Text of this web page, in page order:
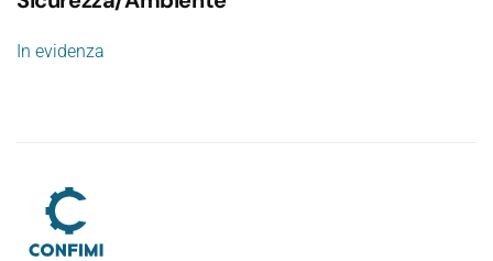
In evidenza